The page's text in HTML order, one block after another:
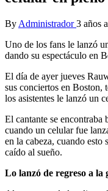
By Administrador3 años
Uno de los fans le lanzó
dando su espectáculo en
El día de ayer jueves
sus conciertos en Boston,
los asistentes le lanzó un
El cantante se encontraba
cuando un celular fue
en la cabeza, cuando
caído al sueño.
Lo lanzó de regreso a la